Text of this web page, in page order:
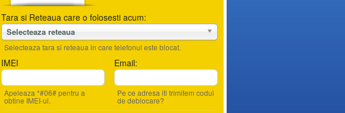
Tara si Reteaua care o folosesti acum:
Selecteaza reteaua
Selecteaza tara si reteaua in care telefonul este blocat.
IMEI
Apeleaza *#06# pentru a
obtine IMEI-ul.
Email:
Pe ce adresa iti trimitem codul
de deblocare?